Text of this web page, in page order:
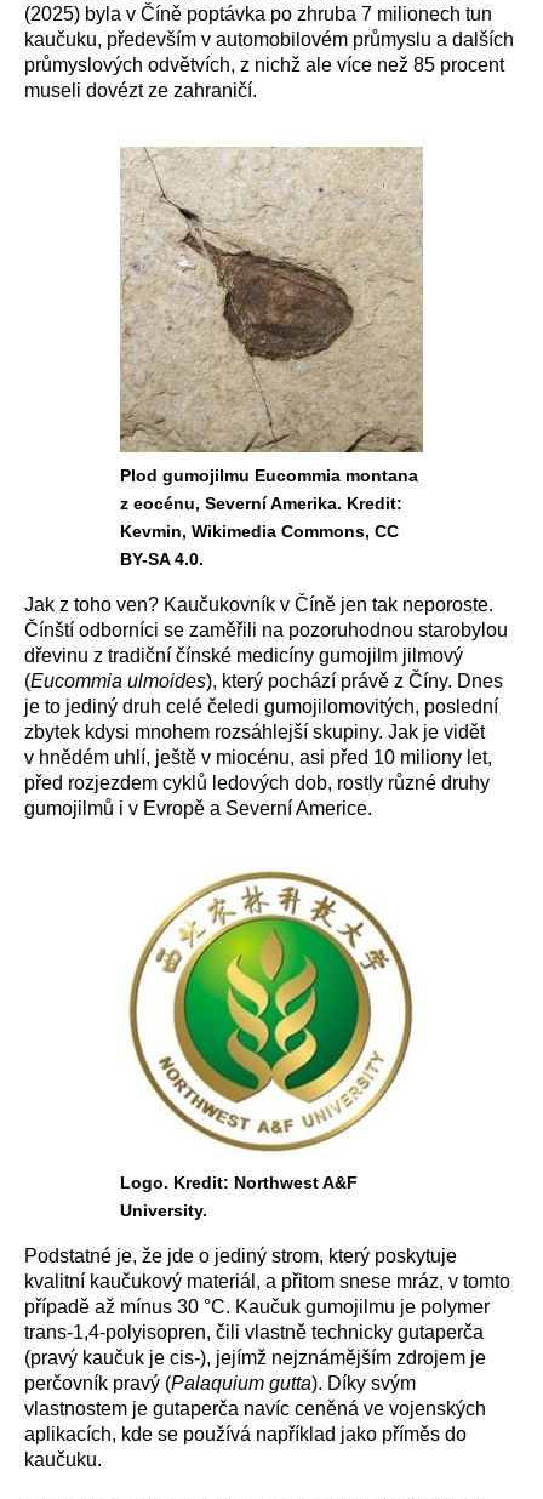
(2025) byla v Číně poptávka po zhruba 7 milionech tun
kaučuku, především v automobilovém průmyslu a dalších
průmyslových odvětvích, z nichž ale více než 85 procent
museli dovézt ze zahraničí.
Plod gumojilmu Eucommia montana
z eocénu, Severní Amerika. Kredit:
Kevmin, Wikimedia Commons, CC
BY-SA 4.0.
Jak z toho ven? Kaučukovník v Číně jen tak neporoste.
Čínští odborníci se zaměřili na pozoruhodnou starobylou
dřevinu z tradiční čínské medicíny gumojilm jilmový
(Eucommia ulmoides), který pochází právě z Číny. Dnes
je to jediný druh celé čeledi gumojilomovitých, poslední
zbytek kdysi mnohem rozsáhlejší skupiny. Jak je vidět
v hnědém uhlí, ještě v miocénu, asi před 10 miliony let,
před rozjezdem cyklů ledových dob, rostly různé druhy
gumojilmů i v Evropě a Severní Americe.
Logo. Kredit: Northwest A&F
University.
Podstatné je, že jde o jediný strom, který poskytuje
kvalitní kaučukový materiál, a přitom snese mráz, v tomto
případě až mínus 30 °C. Kaučuk gumojilmu je polymer
trans-1,4-polyisopren, čili vlastně technicky gutaperča
(pravý kaučuk je cis-), jejímž nejznámějším zdrojem je
perčovník pravý (Palaquium gutta). Díky svým
vlastnostem je gutaperča navíc ceněná ve vojenských
aplikacích, kde se používá například jako příměs do
kaučuku.